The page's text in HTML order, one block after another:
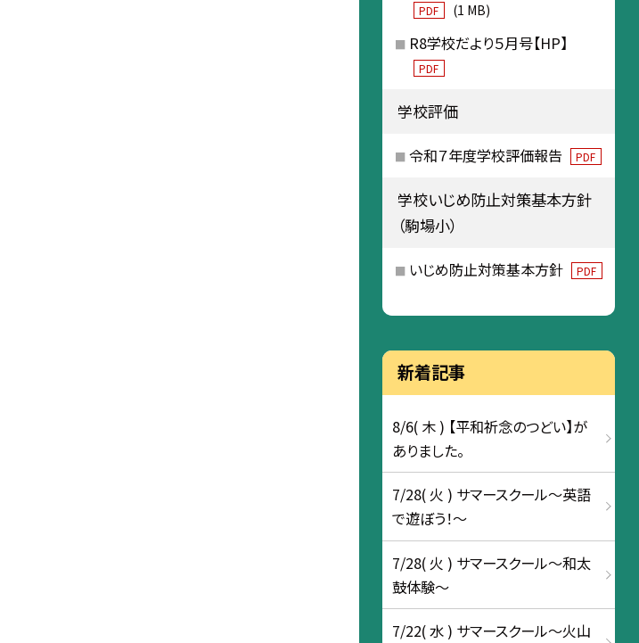
PDF (1 MB)
R8学校だより５月号【HP】
PDF
学校評価
令和７年度学校評価報告 PDF
学校いじめ防止対策基本方針
（駒場小）
いじめ防止対策基本方針 PDF
新着記事
8/6( 木 ) 【平和祈念のつどい】が
ありました。
7/28( 火 ) サマースクール～英語
で遊ぼう！～
7/28( 火 ) サマースクール～和太
鼓体験～
7/22( 水 ) サマースクール～火山